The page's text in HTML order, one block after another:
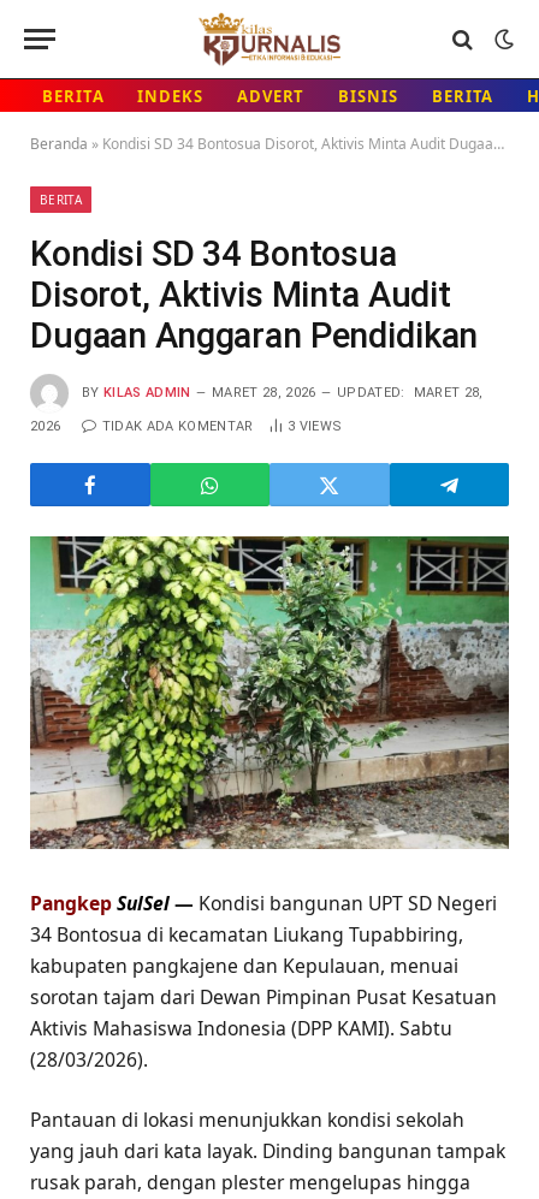
BERITA INDEKS ADVERT BISNIS BERITA
Beranda » Kondisi SD 34 Bontosua Disorot, Aktivis Minta Audit Dugaan Anggaran Pendidikan
BERITA
Kondisi SD 34 Bontosua
Disorot, Aktivis Minta Audit
Dugaan Anggaran Pendidikan
BY KILAS ADMIN MARET 28, 2026 UPDATED: MARET 28,
2026 TIDAK ADA KOMENTAR 3 VIEWS
PangkepSulSel— Kondisi bangunan UPT SD Negeri
34 Bontosua di kecamatan Liukang Tupabbiring,
kabupaten pangkajene dan Kepulauan, menuai
sorotan tajam dari Dewan Pimpinan Pusat Kesatuan
Aktivis Mahasiswa Indonesia (DPP KAMI). Sabtu
(28/03/2026).
Pantauan di lokasi menunjukkan kondisi sekolah
yang jauh dari kata layak. Dinding bangunan tampak
rusak parah, dengan plester mengelupas hingga